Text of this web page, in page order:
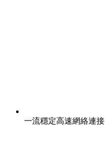
一流穩定高速網絡連接